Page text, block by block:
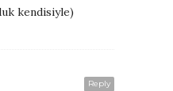
kendisiyle)
Reply